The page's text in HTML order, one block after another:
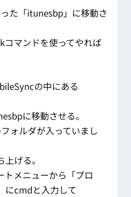
a
x
た「itunesbp」に移動さ
マンドを使ってやれば
の中にある
に移動させる。
ォルダが入っていまし
げる。
メニューから「プロ
にcmdと入力して